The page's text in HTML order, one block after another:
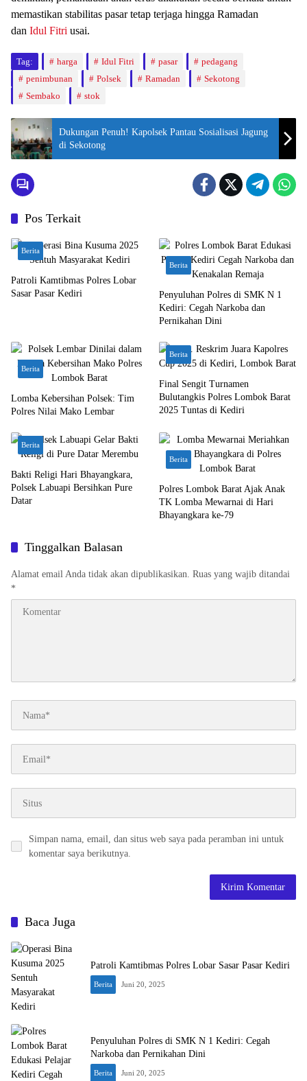
memastikan stabilitas pasar tetap terjaga hingga Ramadan
dan Idul Fitri usai.
Tag: harga Idul Fitri pasar
pedagang
penimbunan
Polsek Ramadan
Sekotong
Sembako
stok
Dukungan Penuh! Kapolsek Pantau Sosialisasi Jagung
di Sekotong
Pos Terkait
Berita
Patroli Kamtibmas Polres Lobar
Sasar Pasar Kediri
Berita
Penyuluhan Polres di SMK N 1
Kediri: Cegah Narkoba dan
Pernikahan Dini
Berita
Lomba Kebersihan Polsek: Tim
Polres Nilai Mako Lembar
Berita
Final Sengit Turnamen
Bulutangkis Polres Lombok Barat
2025 Tuntas di Kediri
Berita
Bakti Religi Hari Bhayangkara,
Polsek Labuapi Bersihkan Pure
Datar
Berita
Polres Lombok Barat Ajak Anak
TK Lomba Mewarnai di Hari
Bhayangkara ke-79
Tinggalkan Balasan
Alamat email Anda tidak akan dipublikasikan. Ruas yang wajib ditandai
*
Simpan nama, email, dan situs web saya pada peramban ini untuk
komentar saya berikutnya.
Baca Juga
Patroli Kamtibmas Polres Lobar Sasar Pasar Kediri
Berita Juni 20, 2025
Penyuluhan Polres di SMK N 1 Kediri: Cegah
Narkoba dan Pernikahan Dini
Berita Juni 20, 2025